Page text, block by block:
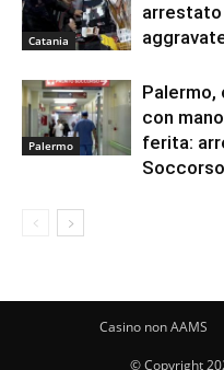
Catania
arrestato
Palermo
con
ferita:
Soccorso
Casino non AAMS
© Copyright